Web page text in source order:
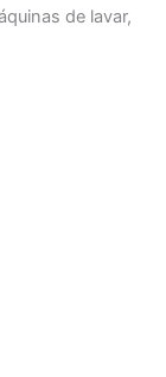
de lavar,